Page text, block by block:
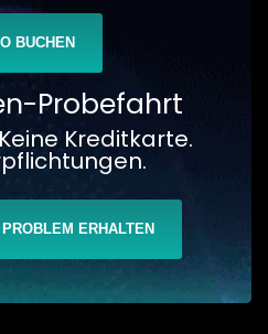
BUCHEN
Probefahrt
Kreditkarte.
ERHALTEN